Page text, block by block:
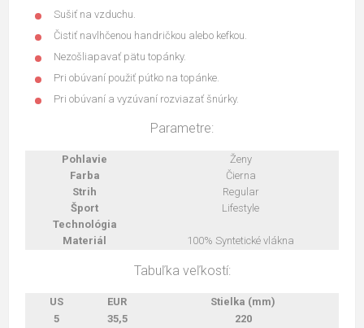
Sušiť na vzduchu.
Čistiť navlhčenou handričkou alebo kefkou.
Nezošliapavať pätu topánky.
Pri obúvaní použiť pútko na topánke.
Pri obúvaní a vyzúvaní rozviazať šnúrky.
Parametre:
Pohlavie
Ženy
Farba
Čierna
Strih
Regular
Šport
Lifestyle
Technológia
Materiál
100% Syntetické vlákna
Tabuľka veľkostí:
US EUR
Stielka (mm)
5
35,5
220